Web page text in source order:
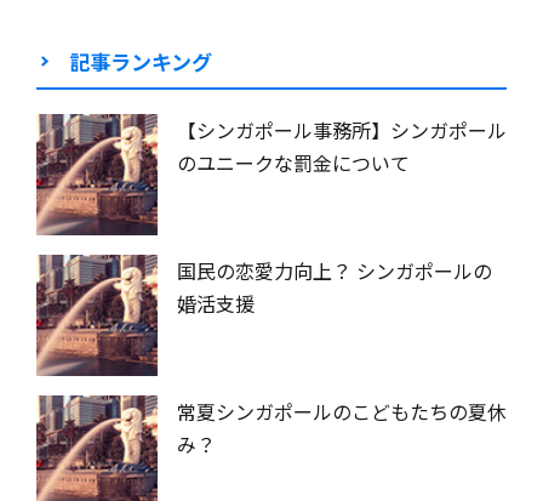
記事ランキング
【シンガポール事務所】シンガポール
のユニークな罰金について
国民の恋愛力向上？ シンガポールの
婚活支援
常夏シンガポールのこどもたちの夏休
み？